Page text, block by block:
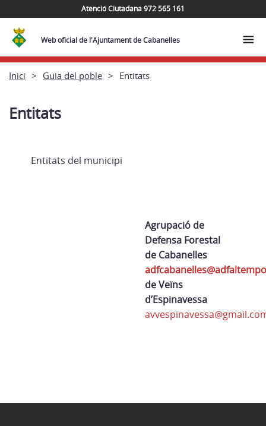
Atenció Ciutadana 972 565 161
Web oficial de l'Ajuntament de Cabanelles
Inici Guia del poble Entitats
Entitats
Entitats del municipi
Agrupació de
Defensa Forestal
de Cabanelles
de Veïns
d’Espinavessa